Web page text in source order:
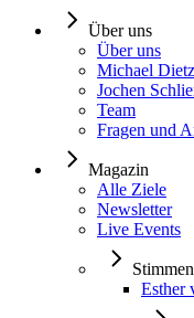
Über uns
Über uns
Michael Dietz
Jochen
Team
Fragen und
Magazin
Alle Ziele
Newsletter
Live Events
Stimmen
Esther